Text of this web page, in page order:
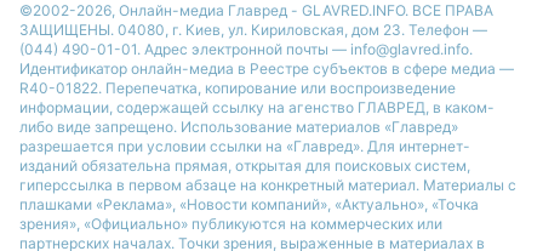
©2002-2026, Онлайн-медиа Главред - GLAVRED.INFO. ВСЕ ПРАВА
ЗАЩИЩЕНЫ. 04080, г. Киев, ул. Кириловская, дом 23. Телефон —
(044) 490-01-01. Адрес электронной почты — info@glavred.info.
Идентификатор онлайн-медиа в Реестре cубъектов в сфере медиа —
R40-01822. Перепечатка, копирование или воспроизведение
информации, содержащей ссылку на агенство ГЛАВРЕД, в каком-
либо виде запрещено. Использование материалов «Главред»
разрешается при условии ссылки на «Главред». Для интернет-
изданий обязательна прямая, открытая для поисковых систем,
гиперссылка в первом абзаце на конкретный материал. Материалы с
плашками «Реклама», «Новости компаний», «Актуально», «Точка
зрения», «Официально» публикуются на коммерческих или
партнерских началах. Точки зрения, выраженные в материалах в